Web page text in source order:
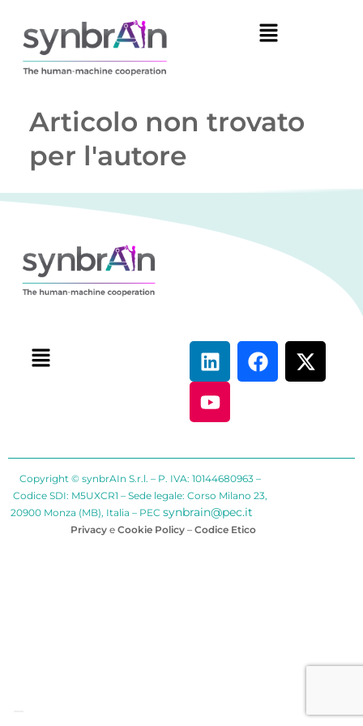
Articolo non trovato
per l'autore
Copyright © synbrAIn S.r.l. – P. IVA: 10144680963 –
Codice SDI: M5UXCR1 – Sede legale: Corso Milano 23,
20900 Monza (MB), Italia – PEC synbrain@pec.it
Privacy e Cookie Policy – Codice Etico